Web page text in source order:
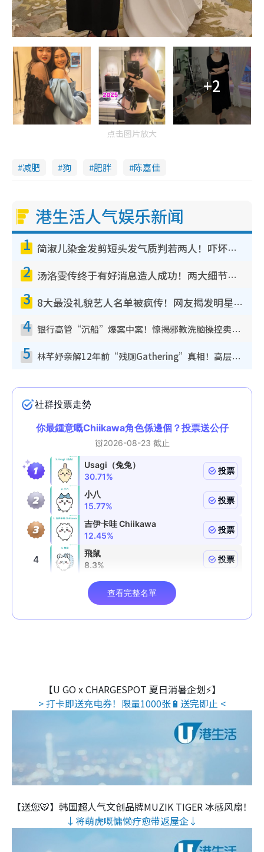
+2
点击图片放大
减肥 狗 肥胖 陈嘉佳
港生活人气娱乐新闻
1 简淑儿染金发剪短头发气质判若两人！吓坏老公麦大力都认不出：“你做什么？”
2 汤洛雯传终于有好消息造人成功！两大细节曝孕味极浓引猜测：大肚婆先会咁！
3 8大最没礼貌艺人名单被疯传！网友揭发明星真面目，一致数落这一位是无品天花板？
4 银行高管“沉船”爆案中案！惊揭邪教洗脑操控卖淫被吞600万，幕后黑手讲多错多
5 林芊妤亲解12年前“残厕Gathering”真相！高层解约一句话重创尊严，至今拒返TVB
【U GO x CHARGESPOT 夏日消暑企划⚡】
> 打卡即送充电券！限量1000张🔋送完即止 <
【送您🐯】韩国超人气文创品牌MUZIK TIGER 冰感风扇！
↓将萌虎嘅慵懒疗愈带返屋企↓